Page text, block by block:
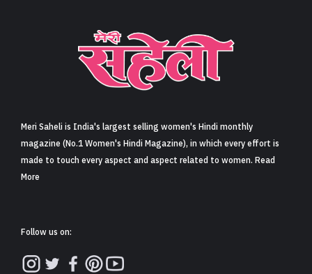
Meri Saheli is India's largest selling women's Hindi monthly
magazine (No.1 Women's Hindi Magazine), in which every effort is
made to touch every aspect and aspect related to women. Read
More
Follow us on: